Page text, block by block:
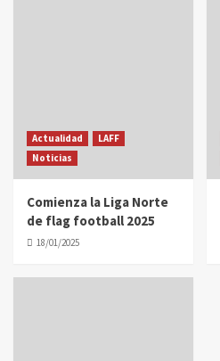
Actualidad
LAFF
Noticias
Comienza la Liga Norte
de flag football 2025
18/01/2025